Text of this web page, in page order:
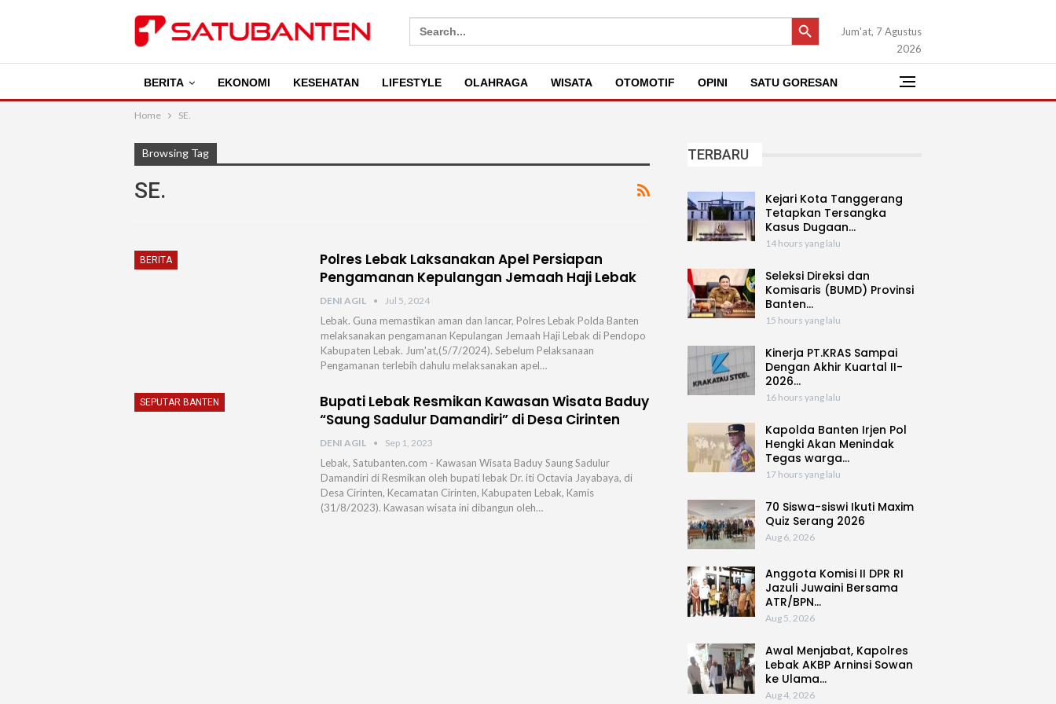
Search
for:
SEARCH BUTTON
Jum'at, 7 Agustus
2026
BERITA EKONOMI KESEHATAN LIFESTYLE OLAHRAGA WISATA OTOMOTIF OPINI SATU GORESAN
Home SE.
Browsing Tag
SE.
BERITA
Polres Lebak Laksanakan Apel Persiapan
Pengamanan Kepulangan Jemaah Haji Lebak
DENI AGIL Jul 5, 2024
Lebak. Guna memastikan aman dan lancar, Polres Lebak Polda Banten
melaksanakan pengamanan Kepulangan Jemaah Haji Lebak di Pendopo
Kabupaten Lebak. Jum'at,(5/7/2024). Sebelum Pelaksanaan
Pengamanan terlebih dahulu melaksanakan apel…
SEPUTAR BANTEN
Bupati Lebak Resmikan Kawasan Wisata Baduy
“Saung Sadulur Damandiri” di Desa Cirinten
DENI AGIL Sep 1, 2023
Lebak, Satubanten.com - Kawasan Wisata Baduy Saung Sadulur
Damandiri di Resmikan oleh bupati lebak Dr. iti Octavia Jayabaya, di
Desa Cirinten, Kecamatan Cirinten, Kabupaten Lebak, Kamis
(31/8/2023). Kawasan wisata ini dibangun oleh…
TERBARU
Kejari Kota Tanggerang
Tetapkan Tersangka
Kasus Dugaan…
14 hours yang lalu
Seleksi Direksi dan
Komisaris (BUMD) Provinsi
Banten…
15 hours yang lalu
Kinerja PT.KRAS Sampai
Dengan Akhir Kuartal II-
2026…
16 hours yang lalu
Kapolda Banten Irjen Pol
Hengki Akan Menindak
Tegas warga…
17 hours yang lalu
70 Siswa-siswi Ikuti Maxim
Quiz Serang 2026
Aug 6, 2026
Anggota Komisi II DPR RI
Jazuli Juwaini Bersama
ATR/BPN…
Aug 5, 2026
Awal Menjabat, Kapolres
Lebak AKBP Arninsi Sowan
ke Ulama…
Aug 4, 2026